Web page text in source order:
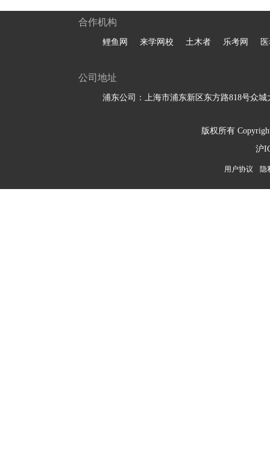
合作机构
鲤鱼网 来学网校 土木者 乐考网
公司地址
浦东公司：上海市浦东新区东方路818号众城
版权所有
沪
用户协议 隐